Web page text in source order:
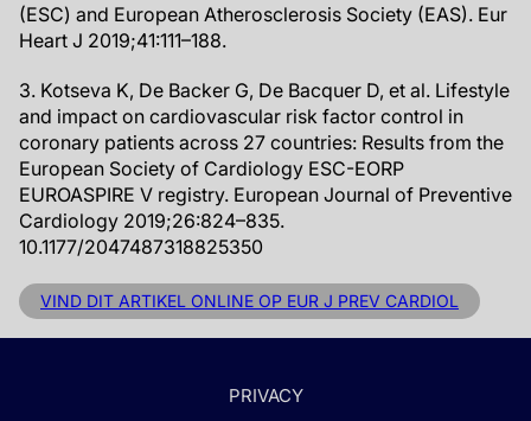
(ESC) and European Atherosclerosis Society (EAS). Eur
Heart J 2019;41:111–188.
3. Kotseva K, De Backer G, De Bacquer D, et al. Lifestyle
and impact on cardiovascular risk factor control in
coronary patients across 27 countries: Results from the
European Society of Cardiology ESC-EORP
EUROASPIRE V registry. European Journal of Preventive
Cardiology 2019;26:824–835.
10.1177/2047487318825350
VIND DIT ARTIKEL ONLINE OP EUR J PREV CARDIOL
PRIVACY